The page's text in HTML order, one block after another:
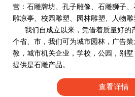
营：石雕牌坊、孔子雕像、石雕狮子
雕凉亭、校园雕塑、园林雕塑、人物
我们自成立以来，凭借着质量好的
个省、市，我们可为城市园林，广告
教，城市机关企业，学校，公园，别
提供是石雕产品。
查看详情